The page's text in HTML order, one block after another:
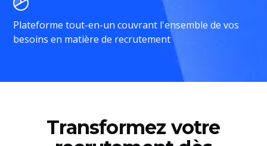
Plateforme tout-en-un couvrant l'ensemble de vos
besoins en matière de recrutement
Transformez votre